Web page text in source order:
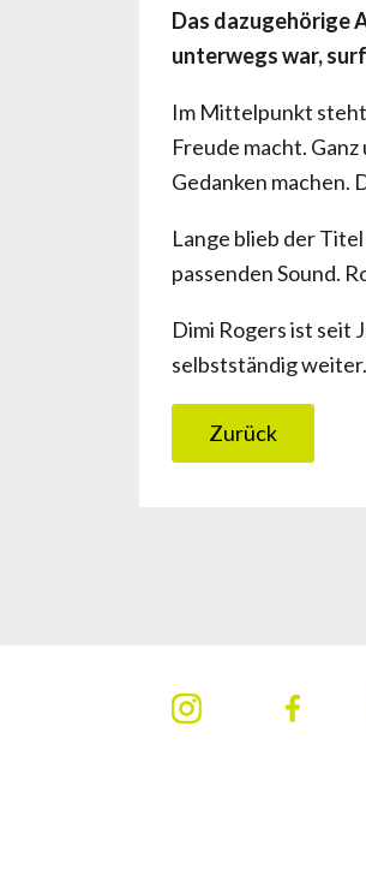
Das dazugehörige
unterwegs war,
Im Mittelpunkt steht
Freude macht.
Gedanken machen.
Lange blieb der
passenden Sound.
Dimi Rogers ist seit
selbstständig
Zurück